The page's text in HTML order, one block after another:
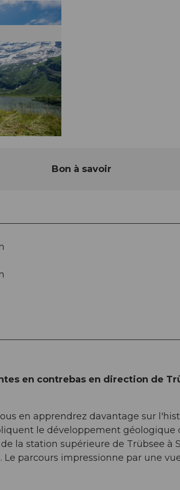
Bon à savoir
en contrebas en direction de
en apprendrez davantage sur
le développement géologique
la station supérieure de Trübsee à
parcours impressionne par une